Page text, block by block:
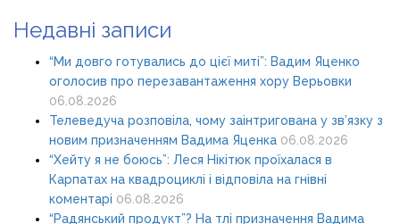
Недавні записи
“Ми довго готувались до цієї миті”: Вадим Яценко
оголосив про перезавантаження хору Верьовки
06.08.2026
Телеведуча розповіла, чому заінтригована у зв’язку з
новим призначенням Вадима Яценка 06.08.2026
“Хейту я не боюсь”: Леся Нікітюк проїхалася в
Карпатах на квадроциклі і відповіла на гнівні
коментарі 06.08.2026
“Радянський продукт”? На тлі призначення Вадима